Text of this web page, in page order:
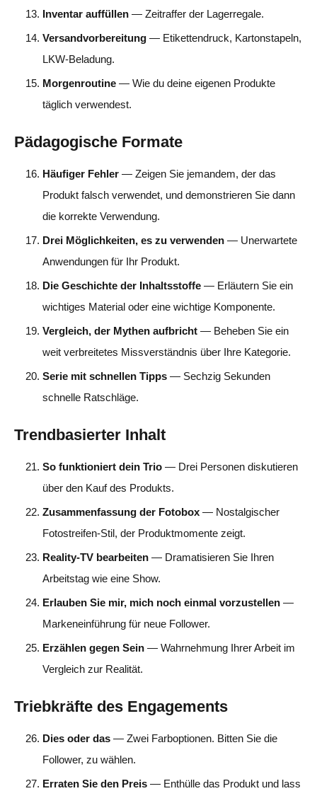
Inventar auffüllen — Zeitraffer der Lagerregale.
Versandvorbereitung — Etikettendruck, Kartonstapeln,
LKW-Beladung.
Morgenroutine — Wie du deine eigenen Produkte
täglich verwendest.
Pädagogische Formate
Häufiger Fehler — Zeigen Sie jemandem, der das
Produkt falsch verwendet, und demonstrieren Sie dann
die korrekte Verwendung.
Drei Möglichkeiten, es zu verwenden — Unerwartete
Anwendungen für Ihr Produkt.
Die Geschichte der Inhaltsstoffe — Erläutern Sie ein
wichtiges Material oder eine wichtige Komponente.
Vergleich, der Mythen aufbricht — Beheben Sie ein
weit verbreitetes Missverständnis über Ihre Kategorie.
Serie mit schnellen Tipps — Sechzig Sekunden
schnelle Ratschläge.
Trendbasierter Inhalt
So funktioniert dein Trio — Drei Personen diskutieren
über den Kauf des Produkts.
Zusammenfassung der Fotobox — Nostalgischer
Fotostreifen-Stil, der Produktmomente zeigt.
Reality-TV bearbeiten — Dramatisieren Sie Ihren
Arbeitstag wie eine Show.
Erlauben Sie mir, mich noch einmal vorzustellen —
Markeneinführung für neue Follower.
Erzählen gegen Sein — Wahrnehmung Ihrer Arbeit im
Vergleich zur Realität.
Triebkräfte des Engagements
Dies oder das — Zwei Farboptionen. Bitten Sie die
Follower, zu wählen.
Erraten Sie den Preis — Enthülle das Produkt und lass